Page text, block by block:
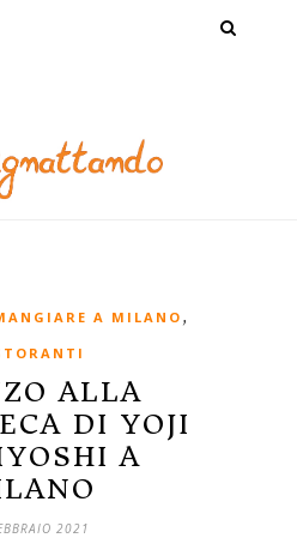
A MILANO ,
ALLA
DI YOJI
A
2021